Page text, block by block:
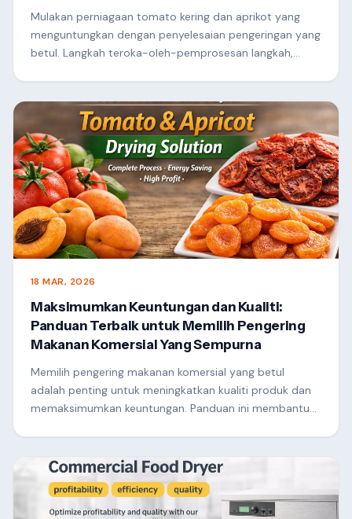
Mulakan perniagaan tomato kering dan aprikot yang
menguntungkan dengan penyelesaian pengeringan yang
betul. Langkah teroka-oleh-pemprosesan langkah,
18 MAR, 2026
Maksimumkan Keuntungan dan Kualiti:
Panduan Terbaik untuk Memilih Pengering
Makanan Komersial Yang Sempurna
Memilih pengering makanan komersial yang betul
adalah penting untuk meningkatkan kualiti produk dan
memaksimumkan keuntungan. Panduan ini membantu
kapasiti, supaya anda boleh memilih penyelesaian
pengeringan terbaik untuk perniagaan anda dan
mencapai konsisten, tinggi.-hasilnilai.